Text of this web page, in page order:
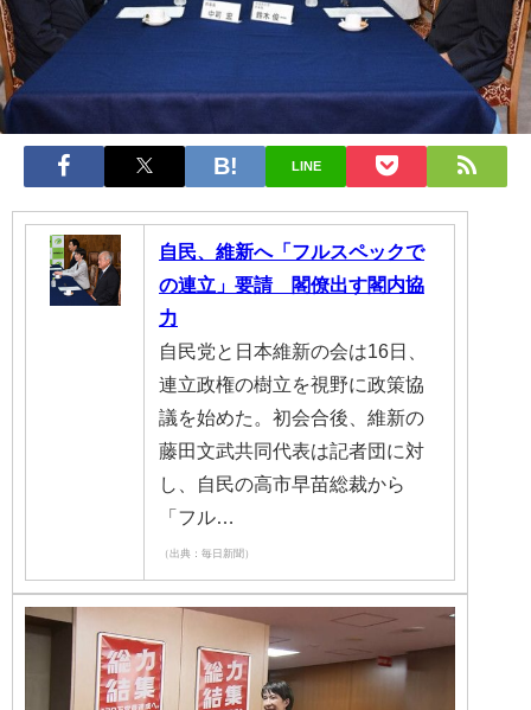
LINE
自民、維新へ「フルスペックで
の連立」要請 閣僚出す閣内協
力
自民党と日本維新の会は16日、
連立政権の樹立を視野に政策協
議を始めた。初会合後、維新の
藤田文武共同代表は記者団に対
し、自民の高市早苗総裁から
「フル…
（出典：毎日新聞）